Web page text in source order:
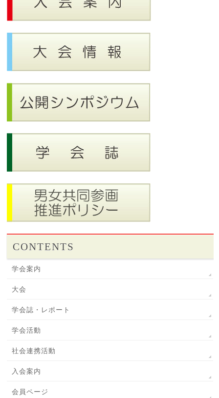
CONTENTS
学会案内
大会
学会誌・レポート
学会活動
社会連携活動
入会案内
会員ページ